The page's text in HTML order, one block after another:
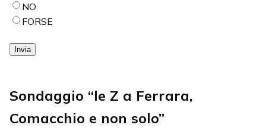
NO
FORSE
Invia
Sondaggio “le Z a Ferrara,
Comacchio e non solo”